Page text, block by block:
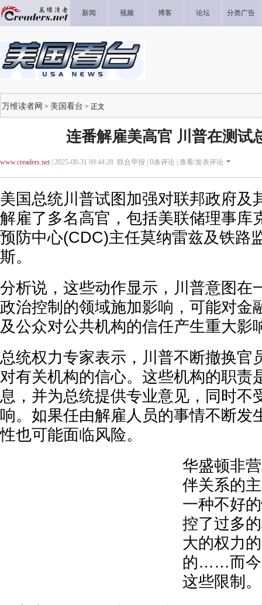
新闻 视频 博客 论坛 分类广告
万维读者网 > 美国看台 > 正文
连番解雇美高官 川普在测试
www.creaders.net| 2025-08-31 09:44:28 联合早报 | 0条评论 | 查看/发表评论
美国总统川普试图加强对联邦政府及
解雇了多名高官，包括美联储理事库
预防中心(CDC)主任莫纳雷兹及铁路
斯。
分析说，这些动作显示，川普意图在
政治控制的领域施加影响，可能对金
及公众对公共机构的信任产生重大影
总统权力专家表示，川普不断撤换官
对有关机构的信心。这些机构的职责
息，并为总统提供专业意见，同时不
响。如果任由解雇人员的事情不断发
性也可能面临风险。
华盛顿非
伴关系的
一种不好
控了过多
大的权力
的……而今
这些限制。